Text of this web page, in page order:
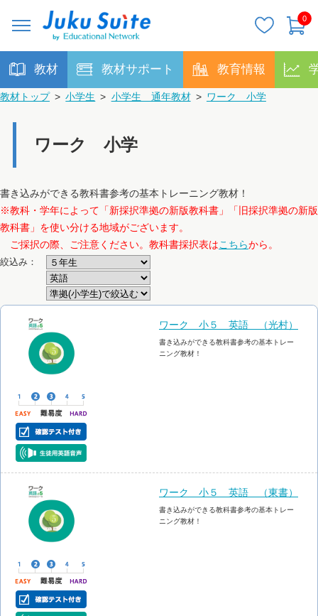
0
教材 教材サポート 教育情報
教材トップ > 小学生 > 小学生 通年教材 > ワーク 小学
ワーク 小学
書き込みができる教科書参考の基本トレーニング教材！
※教科・学年によって「新採択準拠の新版教科書」「旧採択準拠の新版
教科書」を使い分ける地域がございます。
ご採択の際、ご注意ください。教科書採択表はこちらから。
絞込み：
ワーク 小５ 英語 （光村）
書き込みができる教科書参考の基本トレー
ニング教材！
ワーク 小５ 英語 （東書）
書き込みができる教科書参考の基本トレー
ニング教材！